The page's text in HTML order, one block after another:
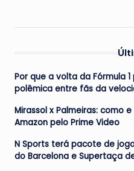
Por que a volta da Fórmula
polêmica entre fãs da
Mirassol x Palmeiras: como
Amazon pelo Prime Video
N Sports terá pacote de
do Barcelona e Supertaça